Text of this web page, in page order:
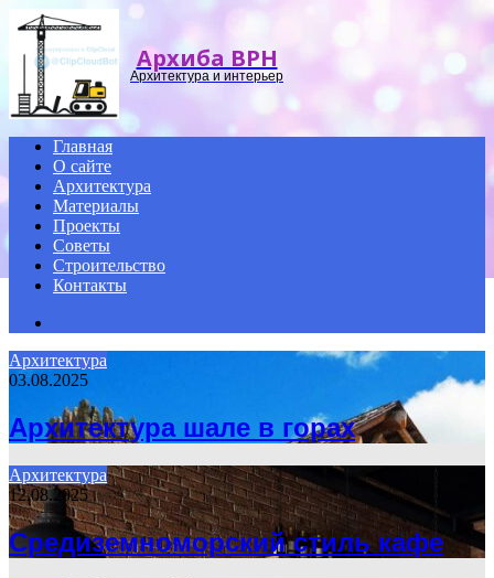
Архиба ВРН
Архитектура и интерьер
Главная
О сайте
Архитектура
Материалы
Проекты
Советы
Строительство
Контакты
Архитектура
03.08.2025
Архитектура шале в горах
Архитектура
12.08.2025
Средиземноморский стиль кафе